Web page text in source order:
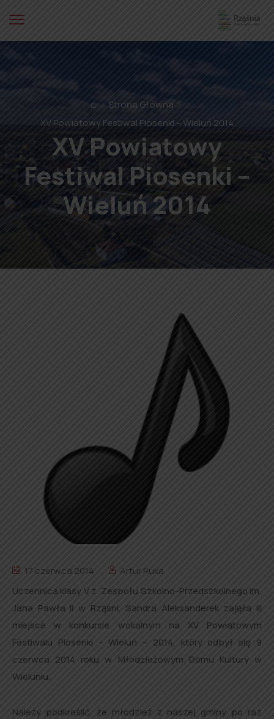
⌂
Strona Główna
XV Powiatowy Festiwal Piosenki – Wieluń 2014
XV Powiatowy
Festiwal Piosenki –
Wieluń 2014
17 czerwca 2014
Artur Ruka
Uczennica klasy V z Zespołu Szkolno-Przedszkolnego im.
Jana Pawła II w Rząśni, Sandra Aleksanderek zajęła III
miejsce w konkursie wokalnym na XV Powiatowym
Festiwalu Piosenki – Wieluń – 2014, który odbył się 9
czerwca 2014 roku w Młodzieżowym Domu Kultury w
Wieluniu.
Należy podkreślić, że młodzież z naszej gminy po raz